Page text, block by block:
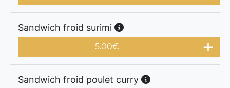
Sandwich froid surimi
5.00€
Sandwich froid poulet curry